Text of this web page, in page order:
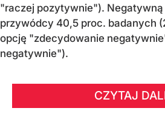
"raczej pozytywnie"). Negatywną
przywódcy 40,5 proc. badanych
opcję "zdecydowanie
negatywnie").
CZYTAJ